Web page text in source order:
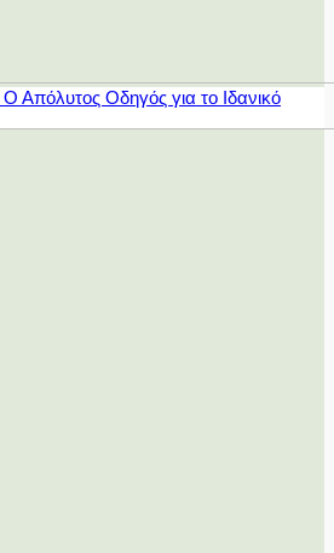
Απόλυτος Οδηγός για το Ιδανικό